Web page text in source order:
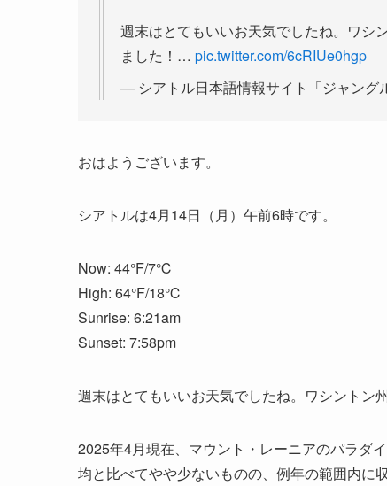
週末はとてもいいお天気でしたね。ワシ
ました！… pic.twitter.com/6cRIUe0hgp
— シアトル日本語情報サイト「ジャン
おはようございます。
シアトルは4月14日（月）午前6時です。
Now: 44°F/7℃
High: 64°F/18℃
Sunrise: 6:21am
Sunset: 7:58pm
週末はとてもいいお天気でしたね。ワシントン
2025年4月現在、マウント・レーニアのパラダ
均と比べてやや少ないものの、例年の範囲内に